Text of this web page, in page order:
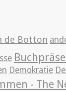
de Botton
Demokratie
- The